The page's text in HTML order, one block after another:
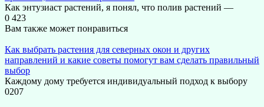
Как энтузиаст растений, я понял, что полив растений —
0 423
Вам также может понравиться
Как выбрать растения для северных окон и других
направлений и какие советы помогут вам сделать правильный
выбор
Каждому дому требуется индивидуальный подход к выбору
0207